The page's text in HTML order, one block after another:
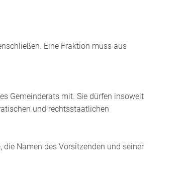
Eine Fraktion muss aus
Gemeinderats mit. Sie dürfen insoweit
und rechtsstaatlichen
Namen des Vorsitzenden und seiner